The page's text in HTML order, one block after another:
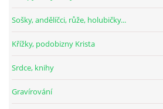
Sošky, andělíčci, růže, holubičky...
Křížky, podobizny Krista
Srdce, knihy
Gravírování